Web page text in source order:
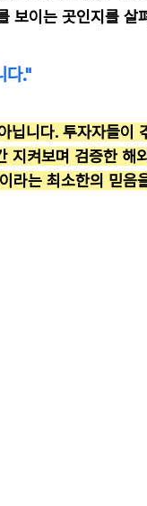
보이는 곳인지를 살
다."
닙니다. 투자자들이
지켜보며 검증한 해
라는 최소한의 믿음